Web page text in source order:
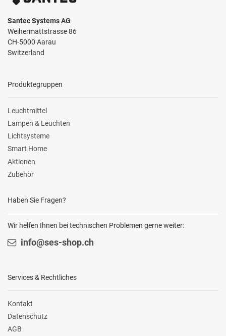
Santec Systems AG
Weihermattstrasse 86
CH-5000 Aarau
Switzerland
Produktegruppen
Leuchtmittel
Lampen & Leuchten
Lichtsysteme
Smart Home
Aktionen
Zubehör
Haben Sie Fragen?
Wir helfen Ihnen bei technischen Problemen gerne weiter:
info@ses-shop.ch
Services & Rechtliches
Kontakt
Datenschutz
AGB